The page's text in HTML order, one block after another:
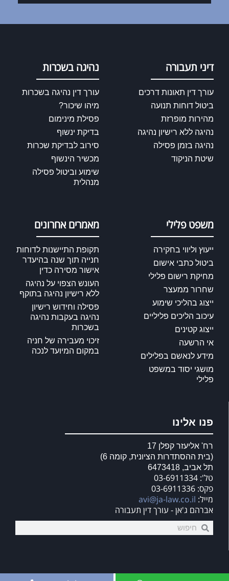
דיני תעבורה
עורך דין תאונות דרכים
ביטול דוחות תנועה
מהירות מופרזת
נהיגה ללא רישיון נהיגה
נהיגה בזמן פסילה
שיטת הניקוד
נהיגה בשכרות
עורך דין נהיגה בשכרות
מיהו שיכור?
פסילת מינימום
בדיקת ינשוף
סירוב לבדיקת שכרות
מכשיר הינשוף
שימוע וביטול פסילה
מנהלית
משפט פלילי
ייעוץ וליווי בחקירה
ביטול כתבי אישום
מחיקת רישום פלילי
שחרור ממעצר
ייצוג בהליכי שימוע
עיכוב הליכים פליליים
ייצוג קטינים
אי הרשעה
מידע לנאשם בפלילים
מושגי יסוד במשפט
פלילי
מאמרים אחרונים
תקופת התיישנות לדוחות
חנייה תוך שנה בהיעדר
אישור מסירה כדין
העונש הצפוי על נהיגה
ללא רישיון נהיגה בתוקף
פסילה וחידוש רישיון
נהיגה בעקבות נהיגה
בשכרות
זיכוי מעבירה של חניה
במקום המיועד לנכה
פנו אלינו
רח' אליעזר קפלן 17
(בית ההסתדרות הציונית, קומה 6)
תל אביב, 6473418
טל': 03-6911334
פקס: 03-6911336
מייל: avi@ja-law.co.il
אברהם ג'אן - עורך דין תעבורה